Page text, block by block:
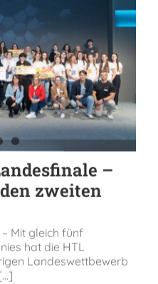
–
zweiten
Mit gleich fünf
hat die HTL
Landeswettbewerb